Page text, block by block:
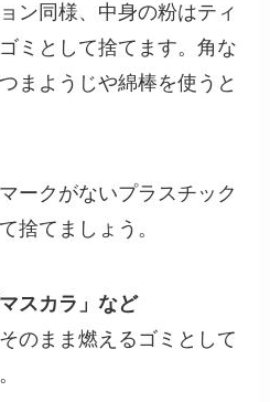
ン同様、中身の粉はティ
ミとして捨てます。角な
まようじや綿棒を使うと
ークがないプラスチック
捨てましょう。
スカラ」など
のまま燃えるゴミとして